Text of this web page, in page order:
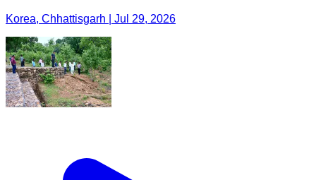
Korea, Chhattisgarh | Jul 29, 2026